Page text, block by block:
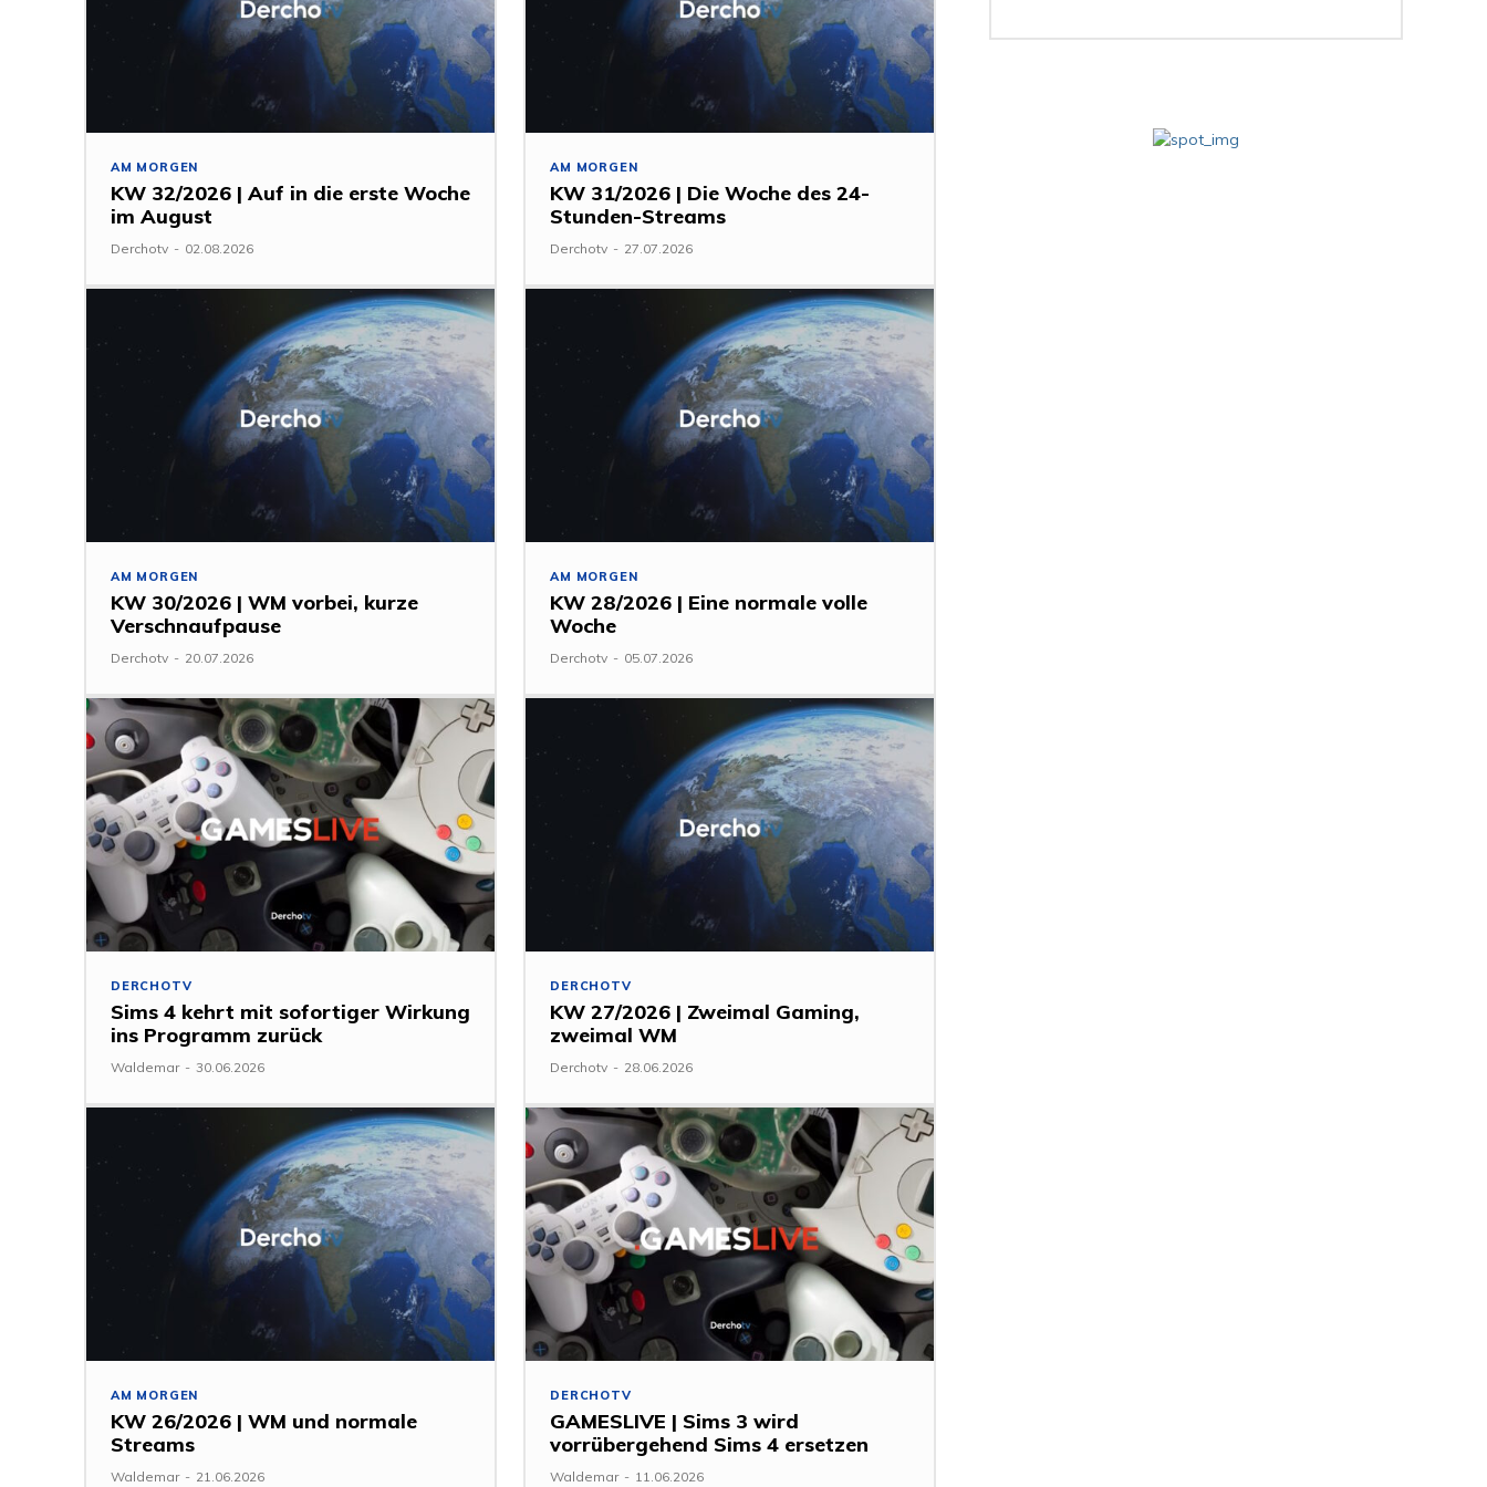
AM MORGEN
KW 32/2026 | Auf in die erste Woche
im August
Derchotv - 02.08.2026
AM MORGEN
KW 31/2026 | Die Woche des 24-
Stunden-Streams
Derchotv - 27.07.2026
AM MORGEN
KW 30/2026 | WM vorbei, kurze
Verschnaufpause
Derchotv - 20.07.2026
AM MORGEN
KW 28/2026 | Eine normale volle
Woche
Derchotv - 05.07.2026
DERCHOTV
Sims 4 kehrt mit sofortiger Wirkung
ins Programm zurück
Waldemar - 30.06.2026
DERCHOTV
KW 27/2026 | Zweimal Gaming,
zweimal WM
Derchotv - 28.06.2026
AM MORGEN
KW 26/2026 | WM und normale
Streams
Waldemar - 21.06.2026
DERCHOTV
GAMESLIVE | Sims 3 wird
vorrübergehend Sims 4 ersetzen
Waldemar - 11.06.2026